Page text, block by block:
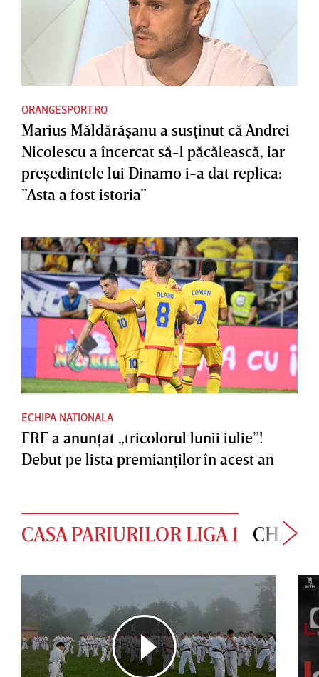
ORANGESPORT.RO
Marius Măldărăşanu a susţinut că Andrei
Nicolescu a încercat să-l păcălească, iar
preşedintele lui Dinamo i-a dat replica:
”Asta a fost istoria”
ECHIPA NATIONALA
FRF a anunţat „tricolorul lunii iulie”!
Debut pe lista premianţilor în acest an
CASA PARIURILOR LIGA 1